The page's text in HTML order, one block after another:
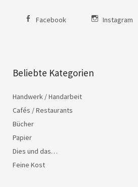
Facebook Instagram
Beliebte Kategorien
Handwerk / Handarbeit
Cafés / Restaurants
Bücher
Papier
Dies und das…
Feine Kost